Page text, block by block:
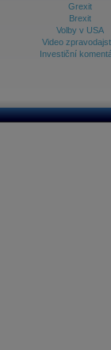
Grexit
Brexit
Volby v USA
Video
Investiční